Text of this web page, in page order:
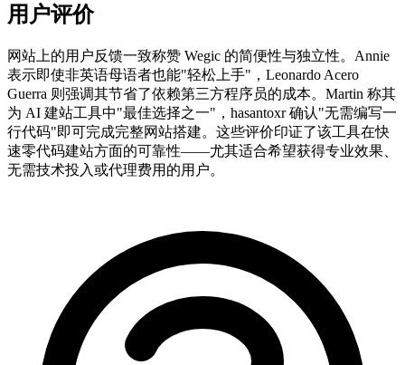
用户评价
网站上的用户反馈一致称赞 Wegic 的简便性与独立性。Annie
表示即使非英语母语者也能"轻松上手"，Leonardo Acero
Guerra 则强调其节省了依赖第三方程序员的成本。Martin 称其
为 AI 建站工具中"最佳选择之一"，hasantoxr 确认"无需编写一
行代码"即可完成完整网站搭建。这些评价印证了该工具在快
速零代码建站方面的可靠性——尤其适合希望获得专业效果、
无需技术投入或代理费用的用户。